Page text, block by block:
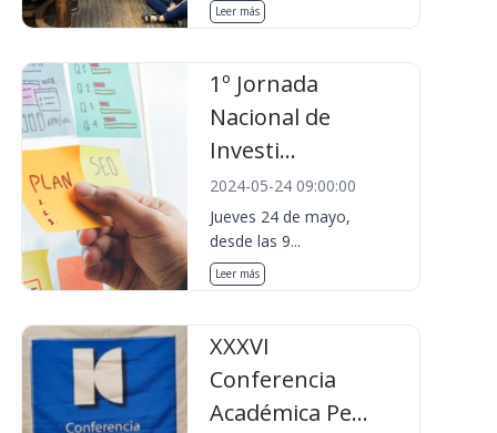
Leer más
1º Jornada
Nacional de
Investi...
2024-05-24 09:00:00
Jueves 24 de mayo,
desde las 9...
Leer más
XXXVI
Conferencia
Académica Pe...